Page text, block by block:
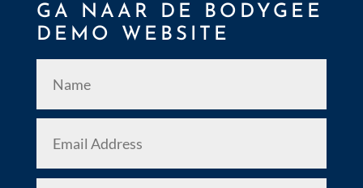
GA NAAR DE BODYGEE
DEMO WEBSITE